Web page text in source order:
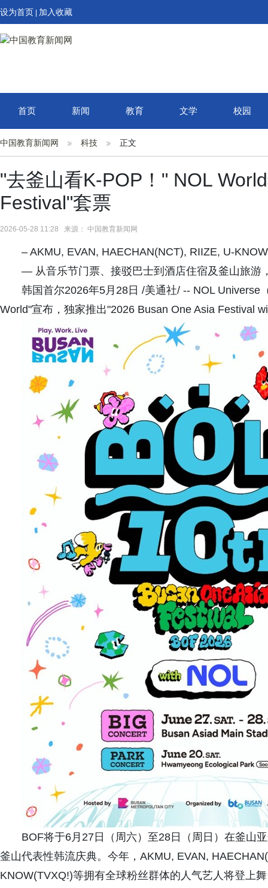
设为首页 加入收藏
首页 新闻 教育 文学 校园
中国教育新闻网 科技 正文
"去釜山看K-POP！" NOL
Festival"套票
2026-05-28 11:28 来源： 中国教育新闻网
– AKMU, EVAN, HAECHAN(NCT), RIIZE, U-
— 从音乐节门票、接驳巴士到酒店住宿及釜山旅游
韩国首尔2026年5月28日 /美通社/ -- NOL Universe
World"宣布，独家推出"2026 Busan One Asia Festival
BOF将于6月27日（周六）至28日（周日）在釜山
釜山代表性韩流庆典。今年，AKMU, EVAN,
KNOW(TVXQ!)等拥有全球粉丝群体的人气艺人将登上